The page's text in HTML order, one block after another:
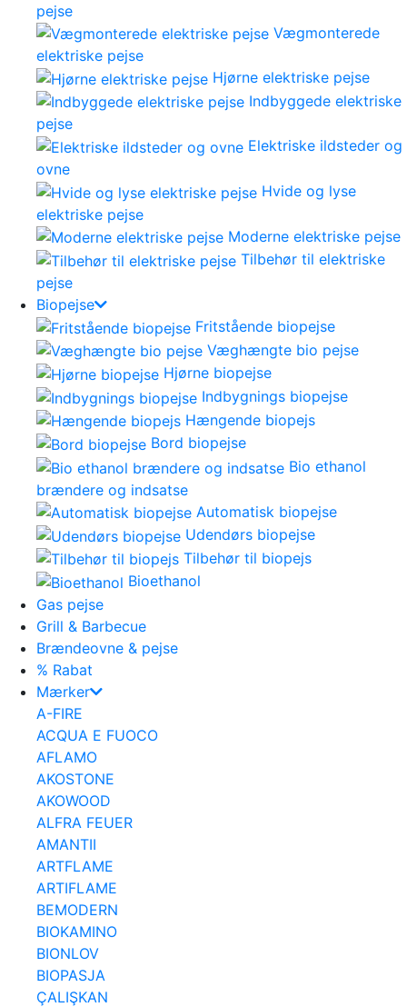
pejse
Vægmonterede
elektriske pejse
Hjørne elektriske pejse
Indbyggede elektriske
pejse
Elektriske ildsteder og
ovne
Hvide og lyse
elektriske pejse
Moderne elektriske pejse
Tilbehør til elektriske
pejse
Biopejse
Fritstående biopejse
Væghængte bio pejse
Hjørne biopejse
Indbygnings biopejse
Hængende biopejs
Bord biopejse
Bio ethanol
brændere og indsatse
Automatisk biopejse
Udendørs biopejse
Tilbehør til biopejs
Bioethanol
Gas pejse
Grill & Barbecue
Brændeovne & pejse
% Rabat
Mærker
A-FIRE
ACQUA E FUOCO
AFLAMO
AKOSTONE
AKOWOOD
ALFRA FEUER
AMANTII
ARTFLAME
ARTIFLAME
BEMODERN
BIOKAMINO
BIONLOV
BIOPASJA
ÇALIŞKAN